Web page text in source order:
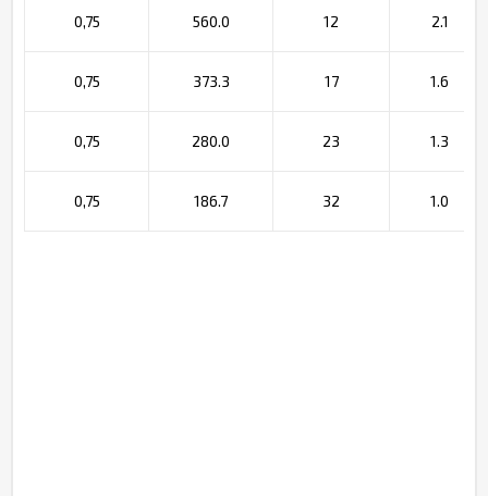
0,75 560.0 12 2.1
0,75 373.3 17 1.6
0,75 280.0 23 1.3
0,75 186.7 32 1.0